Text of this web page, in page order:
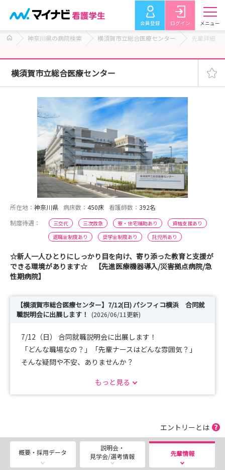
会員登録 ログイン メニュー
神奈川県の病院検索 横須賀市立総合医療センター 先輩詳細
横須賀市立総合医療センター
所在地： 神奈川県 病床数： 450床 看護師数： 392名
制度待遇：
三交代 三次救急 寮・住宅補助あり
資格支援あり
退職金制度あり
奨学金制度あり 託児所あり
☆新人一人ひとりにしっかり目を向け、寄り添った教育と支援が
できる環境があります☆ 【先進医療機器導入/災害拠点病院/急
性期病院】
【横須賀市総合医療センター】7/12(日) パシフィコ横浜 合同就
職説明会に出展します！
(2026/06/11更新)
7/12（日） 合同就職説明会に出展します！
「どんな職場なの？」「先輩ナースはどんな雰囲気？」
そんな疑問や不安、ありませんか？
を分かりやすくお伝えします！
教育担当の師長と外来師長がブースいます。
もっと見る
エントリーとは
概要・採用データ
説明会・
見学会/選考情報
先輩情報